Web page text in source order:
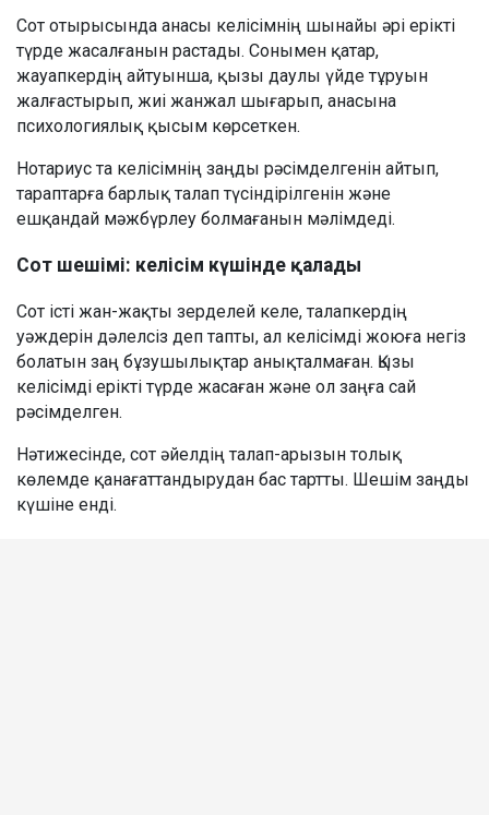
Сот отырысында анасы келісімнің шынайы әрі ерікті
түрде жасалғанын растады. Сонымен қатар,
жауапкердің айтуынша, қызы даулы үйде тұруын
жалғастырып, жиі жанжал шығарып, анасына
психологиялық қысым көрсеткен.
Нотариус та келісімнің заңды рәсімделгенін айтып,
тараптарға барлық талап түсіндірілгенін және
ешқандай мәжбүрлеу болмағанын мәлімдеді.
Сот шешімі: келісім күшінде қалады
Сот істі жан-жақты зерделей келе, талапкердің
уәждерін дәлелсіз деп тапты, ал келісімді жоюға негіз
болатын заң бұзушылықтар анықталмаған. Қызы
келісімді ерікті түрде жасаған және ол заңға сай
рәсімделген.
Нәтижесінде, сот әйелдің талап-арызын толық
көлемде қанағаттандырудан бас тартты. Шешім заңды
күшіне енді.